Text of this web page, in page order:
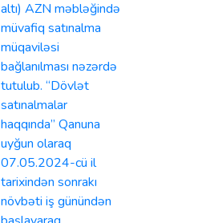
altı) AZN məbləğində
müvafiq satınalma
müqaviləsi
bağlanılması nəzərdə
tutulub. “Dövlət
satınalmalar
haqqında” Qanuna
uyğun olaraq
07.05.2024-cü il
tarixindən sonrakı
növbəti iş günündən